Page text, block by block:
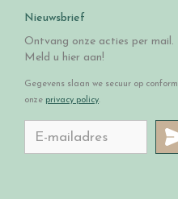
Nieuwsbrief
Ontvang onze acties per mail.
Meld u hier aan!
Gegevens slaan we secuur op conform
onze privacy policy.